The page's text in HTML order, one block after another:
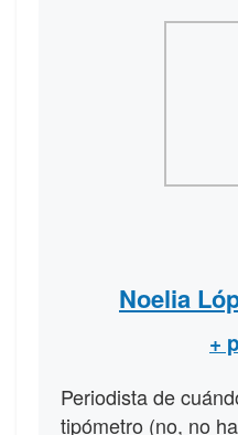
Noelia
+
Periodista de
tipómetro (no, no